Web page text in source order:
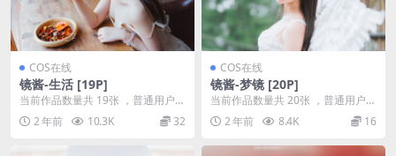
COS在线
镜酱-生活 [19P]
当前作品数量共 19张 ，普通用户免
费查看前三张；会员全站免费看：
解锁会员权限镜...
2 年前 10.3K 32
COS在线
镜酱-梦镜 [20P]
当前作品数量共 20张 ，普通用户免
费查看前三张；会员全站免费看：
解锁会员权限镜...
2 年前 8.4K 16